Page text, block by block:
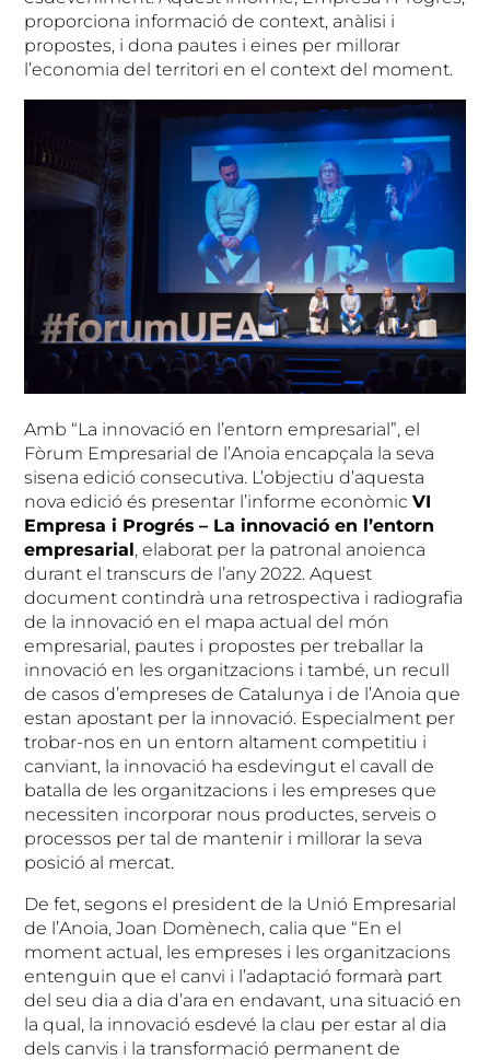
proporciona informació de context, anàlisi i
propostes, i dona pautes i eines per millorar
l’economia del territori en el context del moment.
Amb “La innovació en l’entorn empresarial”, el
Fòrum Empresarial de l’Anoia encapçala la seva
sisena edició consecutiva. L’objectiu d’aquesta
nova edició és presentar l’informe econòmicVI
Empresa i Progrés – La innovació en l’entorn
empresarial, elaborat per la patronal anoienca
durant el transcurs de l’any 2022. Aquest
document contindrà una retrospectiva i radiografia
de la innovació en el mapa actual del món
empresarial, pautes i propostes per treballar la
innovació en les organitzacions i també, un recull
de casos d’empreses de Catalunya i de l’Anoia que
estan apostant per la innovació. Especialment per
trobar-nos en un entorn altament competitiu i
canviant, la innovació ha esdevingut el cavall de
batalla de les organitzacions i les empreses que
necessiten incorporar nous productes, serveis o
processos per tal de mantenir i millorar la seva
posició al mercat.
De fet, segons el president de la Unió Empresarial
de l’Anoia, Joan Domènech, calia que “En el
moment actual, les empreses i les organitzacions
entenguin que el canvi i l’adaptació formarà part
del seu dia a dia d’ara en endavant, una situació en
la qual, la innovació esdevé la clau per estar al dia
dels canvis i la transformació permanent de